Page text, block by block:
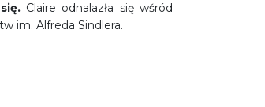
Claire odnalazła się wśród
im. Alfreda Sindlera.